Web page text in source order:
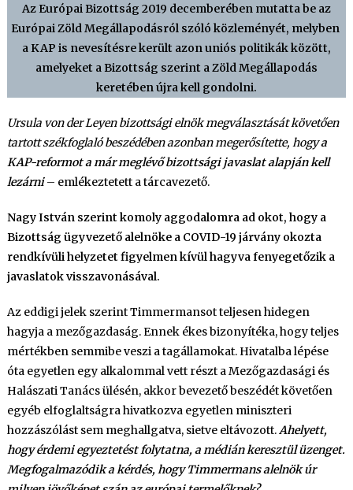
Az Európai Bizottság 2019 decemberében mutatta be az
Európai Zöld Megállapodásról szóló közleményét, melyben
a KAP is nevesítésre került azon uniós politikák között,
amelyeket a Bizottság szerint a Zöld Megállapodás
keretében újra kell gondolni.
Ursula von der Leyen bizottsági elnök megválasztását követően
tartott székfoglaló beszédében azonban megerősítette, hogya
KAP-reformot a már meglévő bizottsági javaslat alapján kell
lezárni– emlékeztetett a tárcavezető.
Nagy István szerint komoly aggodalomra ad okot, hogy a
Bizottság ügyvezető alelnöke a COVID-19 járvány okozta
rendkívüli helyzetet figyelmen kívül hagyva fenyegetőzik a
javaslatok visszavonásával.
Az eddigi jelek szerint Timmermansot teljesen hidegen
hagyja a mezőgazdaság. Ennek ékes bizonyítéka, hogy teljes
mértékben semmibe veszi a tagállamokat. Hivatalba lépése
óta egyetlen egy alkalommal vett részt a Mezőgazdasági és
Halászati Tanács ülésén, akkor bevezető beszédét követően
egyéb elfoglaltságra hivatkozva egyetlen miniszteri
hozzászólást sem meghallgatva, sietve eltávozott.Ahelyett,
hogy érdemi egyeztetést folytatna, a médián keresztül üzenget.
Megfogalmazódik a kérdés, hogy Timmermans alelnök úr